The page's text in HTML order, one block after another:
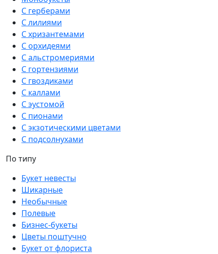
С герберами
С лилиями
С хризантемами
С орхидеями
С альстромериями
С гортензиями
С гвоздиками
С каллами
С эустомой
С пионами
С экзотическими цветами
С подсолнухами
По типу
Букет невесты
Шикарные
Необычные
Полевые
Бизнес-букеты
Цветы поштучно
Букет от флориста